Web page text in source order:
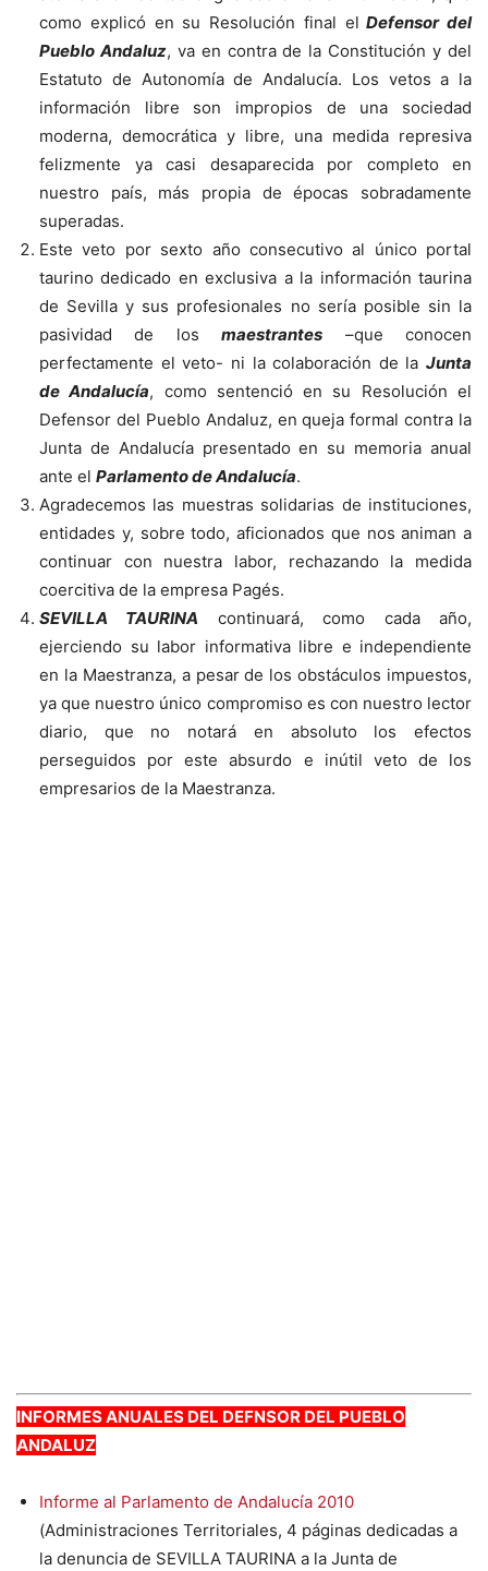
como explicó en su Resolución final el Defensor del
Pueblo Andaluz, va en contra de la Constitución y del
Estatuto de Autonomía de Andalucía. Los vetos a la
información libre son impropios de una sociedad
moderna, democrática y libre, una medida represiva
felizmente ya casi desaparecida por completo en
nuestro país, más propia de épocas sobradamente
superadas.
Este veto por sexto año consecutivo al único portal
taurino dedicado en exclusiva a la información taurina
de Sevilla y sus profesionales no sería posible sin la
pasividad de losmaestrantes –que conocen
perfectamente el veto- ni la colaboración de la Junta
de Andalucía, como sentenció en su Resolución el
Defensor del Pueblo Andaluz, en queja formal contra la
Junta de Andalucía presentado en su memoria anual
ante el Parlamento de Andalucía.
Agradecemos las muestras solidarias de instituciones,
entidades y, sobre todo, aficionados que nos animan a
continuar con nuestra labor, rechazando la medida
coercitiva de la empresa Pagés.
SEVILLA TAURINA continuará, como cada año,
ejerciendo su labor informativa libre e independiente
en la Maestranza, a pesar de los obstáculos impuestos,
ya que nuestro único compromiso es con nuestro lector
diario, que no notará en absoluto los efectos
perseguidos por este absurdo e inútil veto de los
empresarios de la Maestranza.
INFORMES ANUALES DEL DEFNSOR DEL PUEBLO
ANDALUZ
Informe al Parlamento de Andalucía 2010
(Administraciones Territoriales, 4 páginas dedicadas a
la denuncia de SEVILLA TAURINA a la Junta de